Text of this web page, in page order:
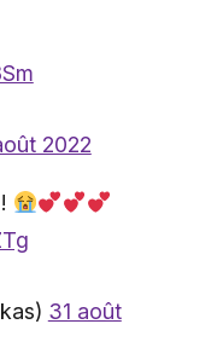
2022
31 août